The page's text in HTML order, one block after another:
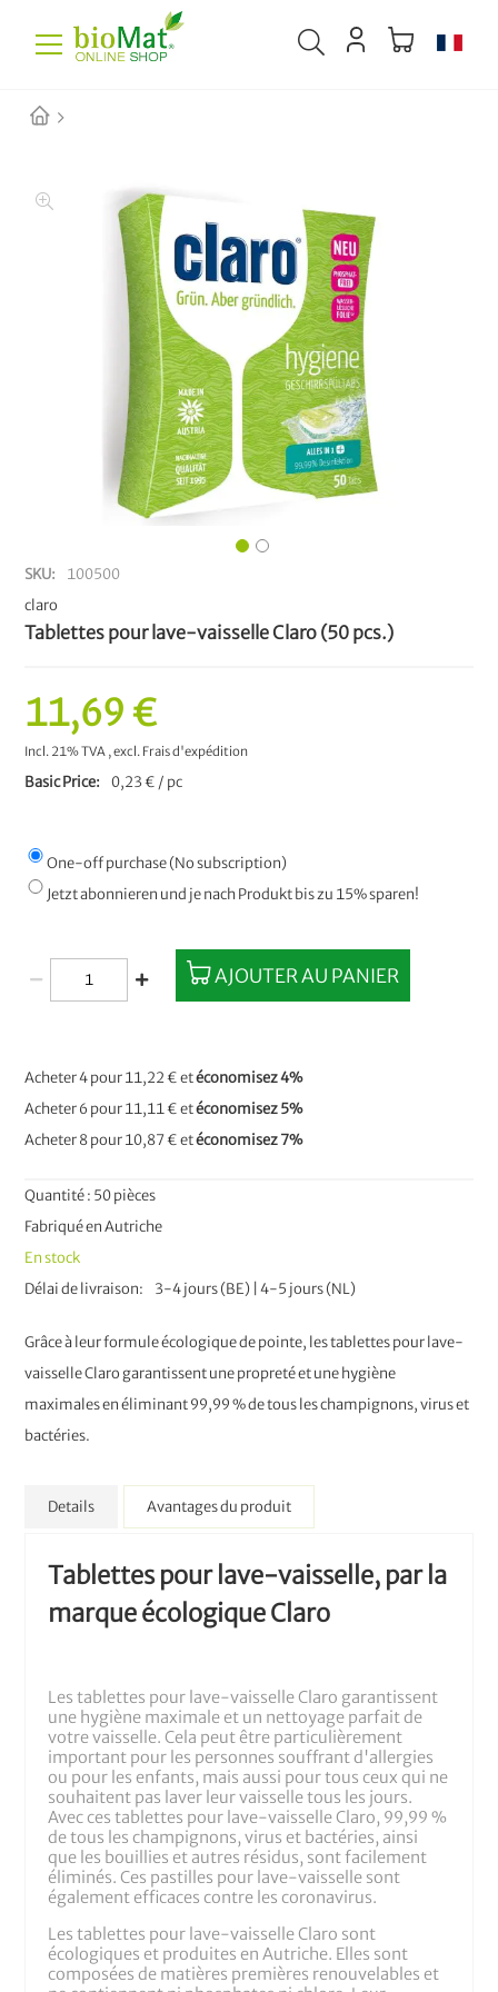
SKU
100500
claro
Tablettes pour lave-vaisselle Claro (50 pcs.)
Grâce à leur formule écologique de pointe, les tablettes pour lave-
vaisselle Claro garantissent une propreté et une hygiène
maximales en éliminant 99,99 % de tous les champignons, virus et
bactéries.
Quantité : 50 pièces
Fabriqué en Autriche
En stock
Délai de livraison
3-4 jours (BE) | 4-5 jours (NL)
11,69 €
Incl. 21% TVA ,excl. Frais d'expédition
Basic Price 0,23 € / pc
One-off purchase (No subscription)
Jetzt abonnieren und je nach Produkt bis zu 15% sparen!
AJOUTER AU PANIER
Acheter 4 pour11,22 € etéconomisez4%
Acheter 6 pour11,11 € etéconomisez5%
Acheter 8 pour10,87 € etéconomisez7%
Details
Tablettes pour lave-vaisselle, par la
marque écologique Claro
Les tablettes pour lave-vaisselle Claro garantissent
une hygiène maximale et un nettoyage parfait de
votre vaisselle. Cela peut être particulièrement
important pour les personnes souffrant d'allergies
ou pour les enfants, mais aussi pour tous ceux qui ne
souhaitent pas laver leur vaisselle tous les jours.
Avec ces tablettes pour lave-vaisselle Claro, 99,99 %
de tous les champignons, virus et bactéries, ainsi
que les bouillies et autres résidus, sont facilement
éliminés. Ces pastilles pour lave-vaisselle sont
également efficaces contre les coronavirus.
Les tablettes pour lave-vaisselle Claro sont
écologiques et produites en Autriche. Elles sont
composées de matières premières renouvelables et
Avantages du produit